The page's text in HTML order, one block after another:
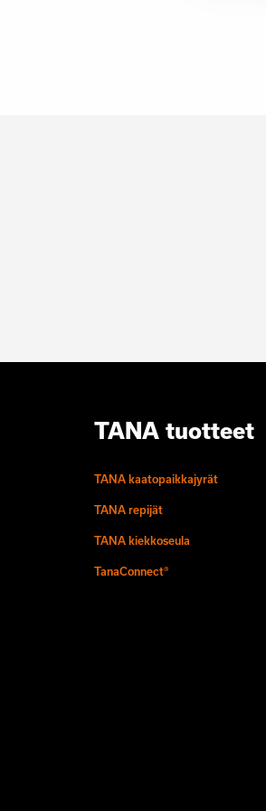
TANA tuotteet
TANA kaatopaikkajyrät
TANA repijät
TANA kiekkoseula
TanaConnect®